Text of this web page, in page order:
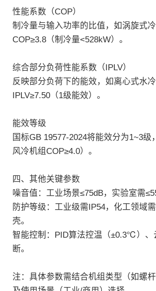
性能系数（COP）‌
制冷量与输入功率的比值，如涡旋式
COP≥3.8（制冷量<528kW）‌。
综合部分负荷性能系数（IPLV）‌
反映部分负荷下的能效，如离心式水
IPLV≥7.50（1级能效）‌。
能效等级‌
国标GB 19577-2024将能效分为1~3级
风冷机组COP≥4.0）‌。
四、其他关键参数
噪音值‌：工业场景≤75dB，实验室需
防护等级‌：工业级需IP54，化工领域
壳‌。
智能控制‌：PID算法控温（±0.3℃）、
断‌。
注：具体参数需结合机组类型（如螺杆